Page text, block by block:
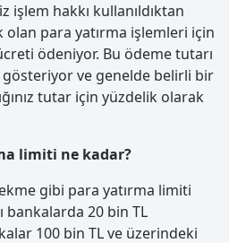
işlem hakkı kullanıldıktan
para yatırma işlemleri için
ödeniyor. Bu ödeme tutarı
gösteriyor ve genelde belirli bir
tutar için yüzdelik olarak
limiti ne kadar?
gibi para yatırma limiti
bankalarda 20 bin TL
100 bin TL ve üzerindeki